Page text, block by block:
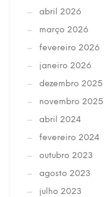
abril 2026
março 2026
fevereiro 2026
janeiro 2026
dezembro 2025
novembro 2025
abril 2024
fevereiro 2024
outubro 2023
agosto 2023
julho 2023